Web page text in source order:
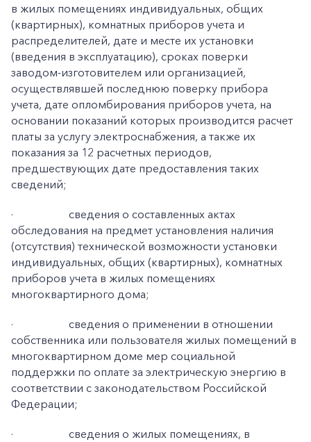
в жилых помещениях индивидуальных, общих
(квартирных), комнатных приборов учета и
распределителей, дате и месте их установки
(введения в эксплуатацию), сроках поверки
заводом-изготовителем или организацией,
осуществлявшей последнюю поверку прибора
учета, дате опломбирования приборов учета, на
основании показаний которых производится расчет
платы за услугу электроснабжения, а также их
показания за 12 расчетных периодов,
предшествующих дате предоставления таких
сведений;
·
сведения о составленных актах
обследования на предмет установления наличия
(отсутствия) технической возможности установки
индивидуальных, общих (квартирных), комнатных
приборов учета в жилых помещениях
многоквартирного дома;
·
сведения о применении в отношении
собственника или пользователя жилых помещений в
многоквартирном доме мер социальной
поддержки по оплате за электрическую энергию в
соответствии с законодательством Российской
Федерации;
·
сведения о жилых помещениях, в